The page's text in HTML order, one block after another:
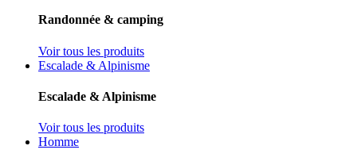
Randonnée & camping
Voir tous les produits
Escalade & Alpinisme
Escalade & Alpinisme
Voir tous les produits
Homme